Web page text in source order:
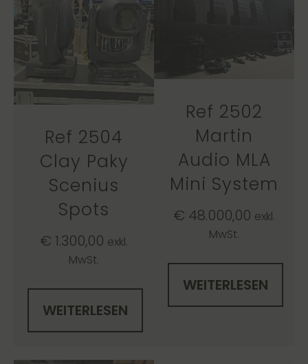
Ref 2504
Clay Paky
Scenius
Spots
€ 1.300,00 exkl.
MwSt.
WEITERLESEN
Ref 2502
Martin
Audio MLA
Mini System
€ 48.000,00 exkl.
MwSt.
WEITERLESEN